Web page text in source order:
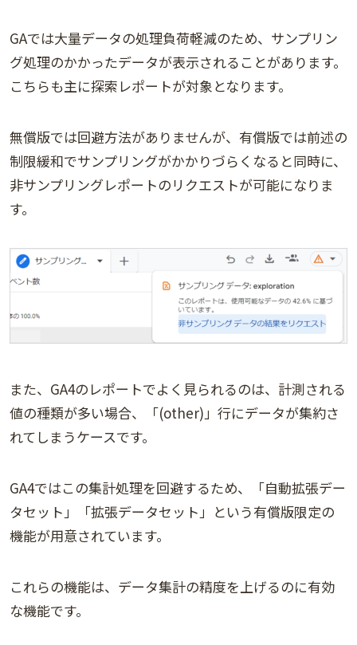
GAでは大量データの処理負荷軽減のため、サンプリン
グ処理のかかったデータが表示されることがあります。
こちらも主に探索レポートが対象となります。
無償版では回避方法がありませんが、有償版では前述の
制限緩和でサンプリングがかかりづらくなると同時に、
非サンプリングレポートのリクエストが可能になりま
す。
また、GA4のレポートでよく見られるのは、計測される
値の種類が多い場合、「(other)」行にデータが集約さ
れてしまうケースです。
GA4ではこの集計処理を回避するため、「自動拡張デー
タセット」「拡張データセット」という有償版限定の
機能が用意されています。
これらの機能は、データ集計の精度を上げるのに有効
な機能です。